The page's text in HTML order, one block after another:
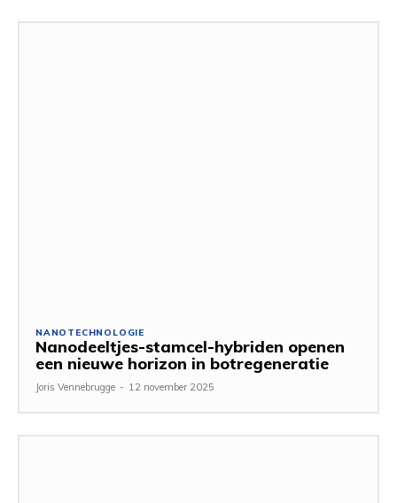
NANOTECHNOLOGIE
Nanodeeltjes-stamcel-hybriden openen
een nieuwe horizon in botregeneratie
Joris Vennebrugge - 12 november 2025